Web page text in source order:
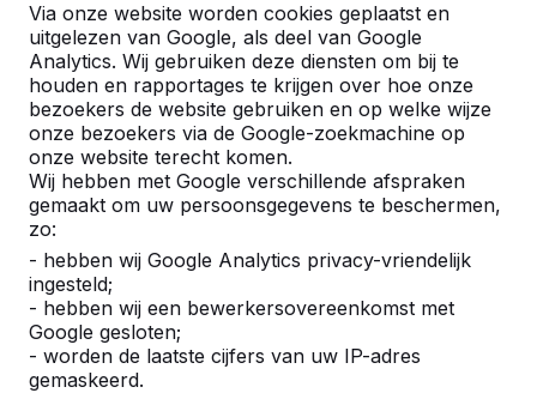
Via onze website worden cookies geplaatst en
uitgelezen van Google, als deel van Google
Analytics. Wij gebruiken deze diensten om bij te
houden en rapportages te krijgen over hoe onze
bezoekers de website gebruiken en op welke wijze
onze bezoekers via de Google-zoekmachine op
onze website terecht komen.
Wij hebben met Google verschillende afspraken
gemaakt om uw persoonsgegevens te beschermen,
zo:
- hebben wij Google Analytics privacy-vriendelijk
ingesteld;
- hebben wij een bewerkersovereenkomst met
Google gesloten;
- worden de laatste cijfers van uw IP-adres
gemaskeerd.